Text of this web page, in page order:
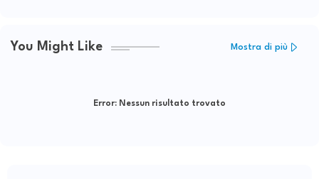
You Might Like Mostra di più
Error: Nessun risultato trovato